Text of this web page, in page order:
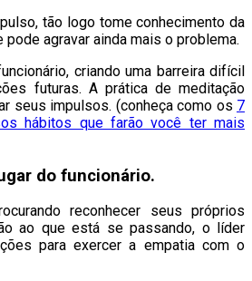
tão logo tome conhecimento da
agravar ainda mais o problema.
criando uma barreira difícil
futuras. A prática de meditação
seus impulsos. (conheça como os 7
hábitos que farão você ter mais
do funcionário.
reconhecer seus próprios
ao que está se passando, o líder
para exercer a empatia com o